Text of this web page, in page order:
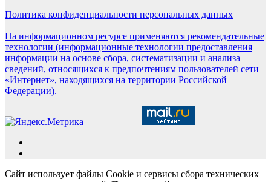
Политика конфиденциальности персональных данных
На информационном ресурсе применяются рекомендательные
технологии (информационные технологии предоставления
информации на основе сбора, систематизации и анализа
сведений, относящихся к предпочтениям пользователей сети
«Интернет», находящихся на территории Российской
Федерации).
Сайт использует файлы Cookie и сервисы сбора технических